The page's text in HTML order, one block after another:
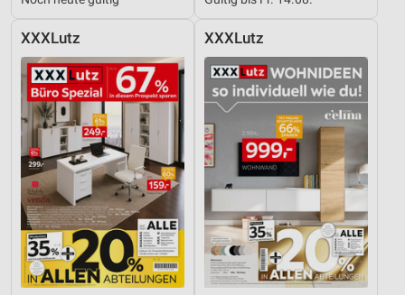
XXXLutz XXXLutz